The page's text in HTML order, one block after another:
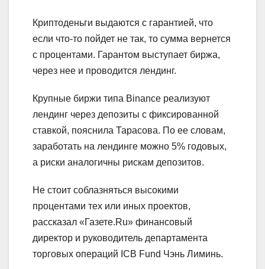
Криптоденьги выдаются с гарантией, что
если что-то пойдет не так, то сумма вернется
с процентами. Гарантом выступает биржа,
через нее и проводится лендинг.
Крупные биржи типа Binance реализуют
лендинг через депозиты с фиксированной
ставкой, пояснила Тарасова. По ее словам,
заработать на лендинге можно 5% годовых,
а риски аналогичны рискам депозитов.
Не стоит соблазняться высокими
процентами тех или иных проектов,
рассказал «Газете.Ru» финансовый
директор и руководитель департамента
торговых операций ICB Fund Чэнь Лиминь.